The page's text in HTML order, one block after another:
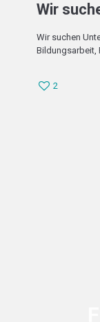
Wir
Wir suchen
Bildungsarbeit,
2